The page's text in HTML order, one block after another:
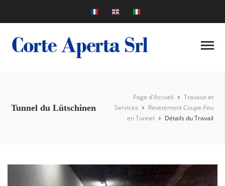
Tunnel du Lütschinen
Page d'Accueil
Travaux et
Services
Revetement Coupe-Feu
en Tunnel
Détails du Travail